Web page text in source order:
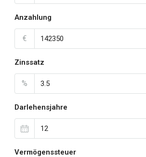
Anzahlung
€
Zinssatz
%
Darlehensjahre
Vermögenssteuer